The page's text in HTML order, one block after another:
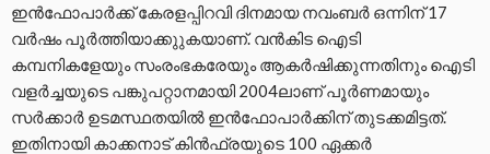
ഇന്‍ഫോപാര്‍ക്ക് കേരളപ്പിറവി ദിനമായ നവംബര്‍ ഒന്നിന് 17
വര്‍ഷം പൂര്‍ത്തിയാക്കുുകയാണ്. വന്‍കിട ഐടി
കമ്പനികളേയും സംരംഭകരേയും ആകര്‍ഷിക്കുന്നതിനും ഐടി
വളര്‍ച്ചയുടെ പങ്കുപറ്റാനമായി 2004ലാണ് പൂര്‍ണമായും
സര്‍ക്കാര്‍ ഉടമസ്ഥതയില്‍ ഇന്‍ഫോപാര്‍ക്കിന് തുടക്കമിട്ടത്.
ഇതിനായി കാക്കനാട് കിന്‍ഫ്രയുടെ 100 ഏക്കര്‍